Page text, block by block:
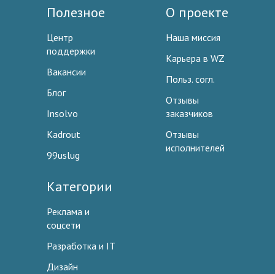
Полезное
Центр
поддержки
Вакансии
Блог
Insolvo
Kadrout
99uslug
О проекте
Наша миссия
Карьера в WZ
Польз. согл.
Отзывы
заказчиков
Отзывы
исполнителей
Категории
Реклама и
соцсети
Разработка и IT
Дизайн